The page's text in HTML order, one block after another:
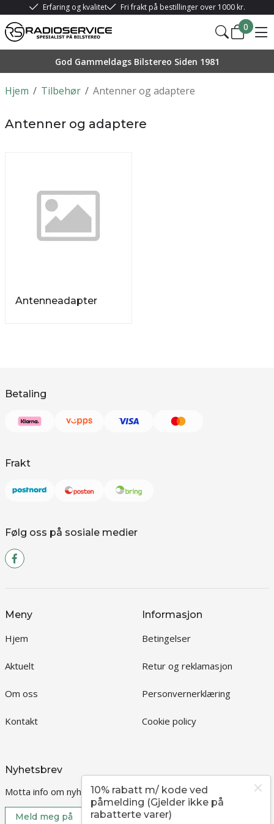
Erfaring og kvalitet Fri frakt på bestillinger over 1000 kr.
0
God Gammeldags Bilstereo Siden 1981
/
Hjem /
Tilbehør Antenner og adaptere
Antenner og adaptere
Antenneadapter
Betaling
Frakt
Følg oss på sosiale medier
Meny
Hjem
Aktuelt
Om oss
Kontakt
Informasjon
Betingelser
Retur og reklamasjon
Personvernerklæring
Cookie policy
Nyhetsbrev
Motta info om nyheter og kampanjer?
Meld meg på
10% rabatt m/ kode ved
påmelding (Gjelder ikke på
rabatterte varer)